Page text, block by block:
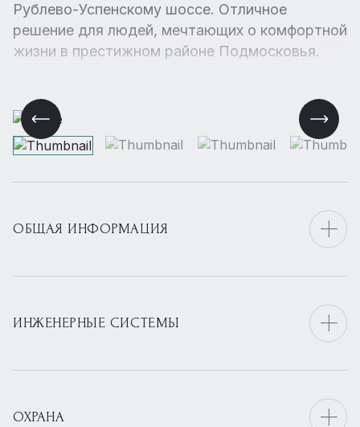
Рублево-Успенскому шоссе. Отличное
решение для людей, мечтающих о комфортной
жизни в престижном районе Подмосковья.
ОБЩАЯ ИНФОРМАЦИЯ
ИНЖЕНЕРНЫЕ СИСТЕМЫ
ОХРАНА